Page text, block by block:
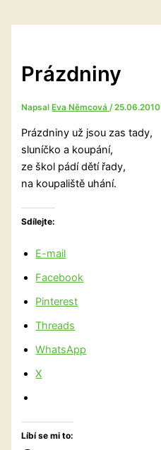
Prázdniny
Napsal Eva Němcová/25.06.2010
Prázdniny už jsou zas tady,
sluníčko a koupání,
ze škol pádí dětí řady,
na koupaliště uhání.
Sdílejte:
E-mail
Facebook
Pinterest
Threads
WhatsApp
X
Líbí se mi to: